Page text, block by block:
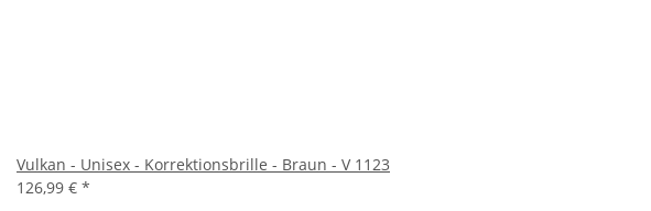
Vulkan - Unisex - Korrektionsbrille - Braun - V 1123
126,99 € *